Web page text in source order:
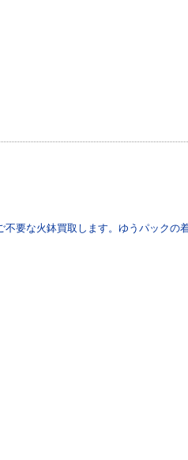
不要な火鉢買取します。ゆうパックの